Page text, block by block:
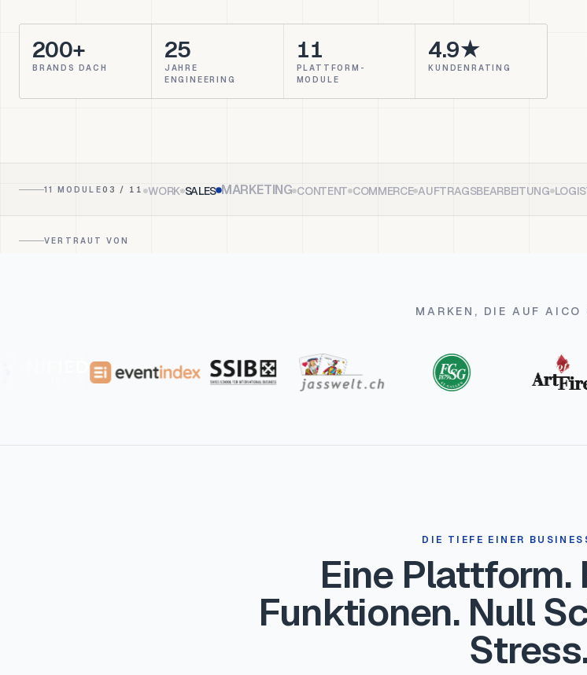
200+
BRANDS DACH
25
JAHRE
ENGINEERING
11
PLATTFORM-
MODULE
4.9★
KUNDENRATING
11 MODULE04 / 11 WORK SALES MARKETING CONTENT COMMERCE AUFTRAGSBEARBEITUNG
VERTRAUT VON
MARKEN, DIE AUF AICO
DIE TIEFE EINER
Eine Plattform.
Funktionen. Null